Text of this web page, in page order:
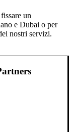
un
e Dubai o per
nostri servizi.